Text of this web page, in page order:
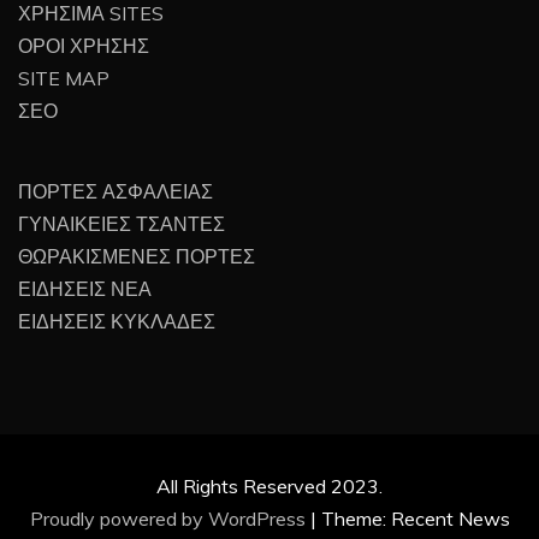
ΧΡΗΣΙΜΑ SITES
ΟΡΟΙ ΧΡΗΣΗΣ
SITE MAP
ΣΕΟ
ΠΟΡΤΕΣ ΑΣΦΑΛΕΙΑΣ
ΓΥΝΑΙΚΕΙΕΣ ΤΣΑΝΤΕΣ
ΘΩΡΑΚΙΣΜΕΝΕΣ ΠΟΡΤΕΣ
ΕΙΔΗΣΕΙΣ ΝΕΑ
ΕΙΔΗΣΕΙΣ ΚΥΚΛΑΔΕΣ
All Rights Reserved 2023.
Proudly powered by WordPress | Theme: Recent News